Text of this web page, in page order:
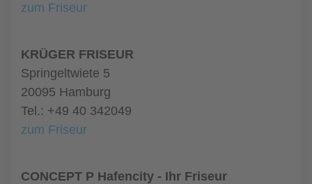
zum Friseur
KRÜGER FRISEUR
Springeltwiete 5
20095 Hamburg
Tel.: +49 40 342049
zum Friseur
CONCEPT P Hafencity - Ihr Friseur